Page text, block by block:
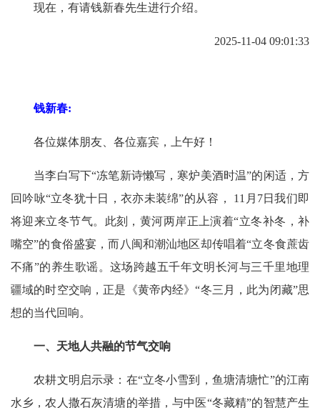
现在，有请钱新春先生进行介绍。
2025-11-04 09:01:33
钱新春:
各位媒体朋友、各位嘉宾，上午好！
当李白写下“冻笔新诗懒写，寒炉美酒时温”的闲适，方
回吟咏“立冬犹十日，衣亦未装绵”的从容， 11月7日我们即
将迎来立冬节气。此刻，黄河两岸正上演着“立冬补冬，补
嘴空”的食俗盛宴，而八闽和潮汕地区却传唱着“立冬食蔗齿
不痛”的养生歌谣。这场跨越五千年文明长河与三千里地理
疆域的时空交响，正是《黄帝内经》“冬三月，此为闭藏”思
想的当代回响。
一、天地人共融的节气交响
农耕文明启示录：在“立冬小雪到，鱼塘清塘忙”的江南
水乡，农人撒石灰清塘的举措，与中医“冬藏精”的智慧产生